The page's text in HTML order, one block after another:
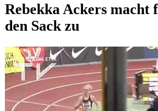
Rebekka Ackers macht
den Sack zu